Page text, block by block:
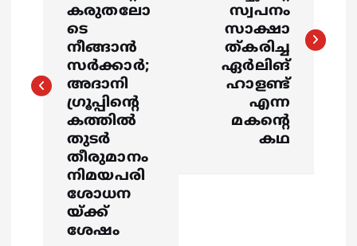
n
കരുതലോ
ടെ
നീങ്ങാന്‍
സര്‍ക്കാര്‍;
അദാനി
ഗ്രൂപ്പിന്റെ
കത്തില്‍
തുടര്‍
തീരുമാനം
നിമയപരി
ശോധന
യ്ക്ക്
ശേഷം
സ്വപനം
സാക്ഷാ
ത്കരിച്ച
ഏര്‍ലിങ്
ഹാളണ്ട്
എന്ന
മകന്റെ
കഥ